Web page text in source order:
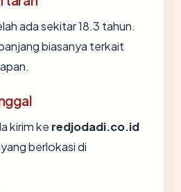
ada sekitar 18.3 tahun.
biasanya terkait
kirim ke redjodadi.co.id
berlokasi di